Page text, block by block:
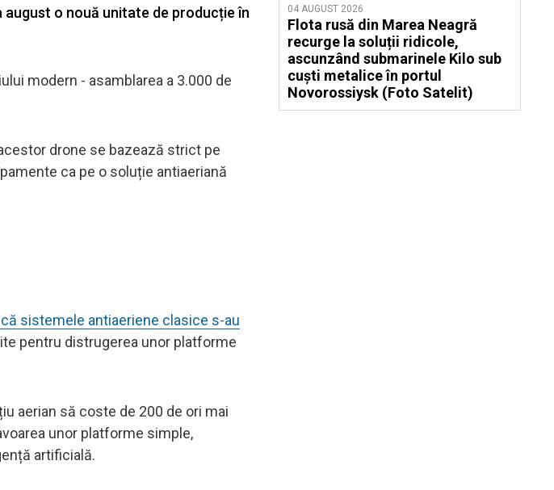
o nouă unitate de producție în
modern - asamblarea a 3.000 de
drone se bazează strict pe
ca pe o soluție antiaeriană
sistemele antiaeriene clasice s-au
pentru distrugerea unor platforme
aerian să coste de 200 de ori mai
unor platforme simple,
artificială.
04 AUGUST 2026
Flota rusă din Marea Neagră
recurge la soluții ridicole,
ascunzând submarinele Kilo sub
cuști metalice în portul
Novorossiysk (Foto Satelit)